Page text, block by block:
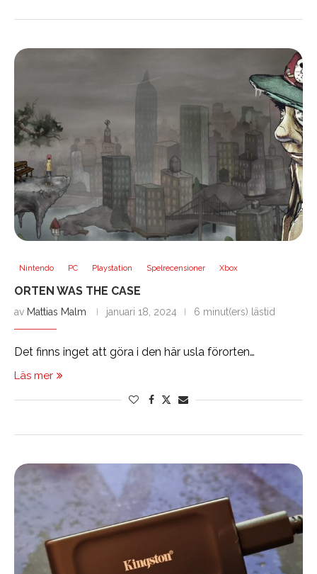
Nintendo PC Playstation Spelrecensioner Xbox
ORTEN WAS THE CASE
av Mattias Malm januari 18, 2024 6 minut(ers) lästid
Det finns inget att göra i den här usla förorten…
Läs mer